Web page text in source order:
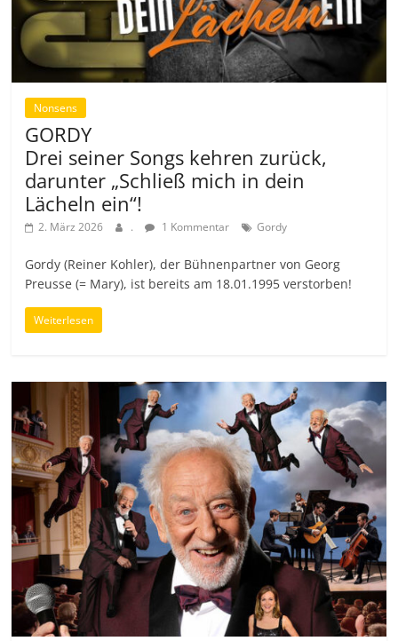
Nonsens
GORDY
Drei seiner Songs kehren zurück,
darunter „Schließ mich in dein
Lächeln ein“!
2. März 2026 . 1 Kommentar Gordy
Gordy (Reiner Kohler), der Bühnenpartner von Georg
Preusse (= Mary), ist bereits am 18.01.1995 verstorben!
Weiterlesen